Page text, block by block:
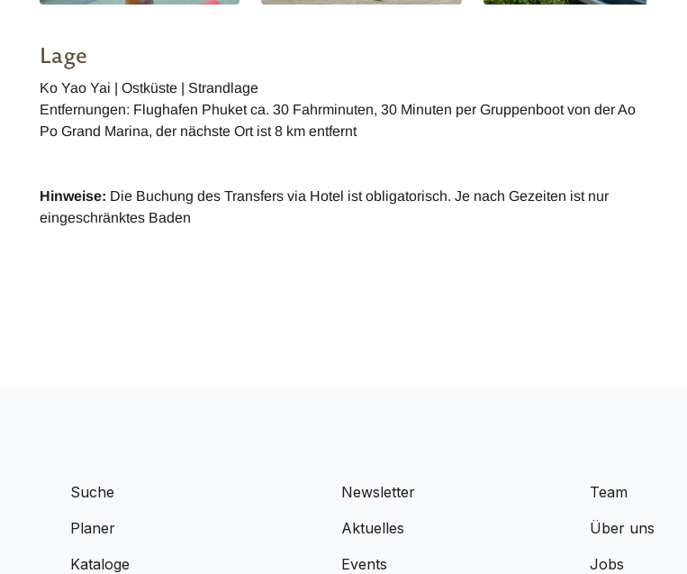
Lage
Ko Yao Yai | Ostküste | Strandlage
Entfernungen: Flughafen Phuket ca. 30 Fahrminuten, 30 Minuten per Gruppenboot von der Ao
Po Grand Marina, der nächste Ort ist 8 km entfernt
Hinweise: Die Buchung des Transfers via Hotel ist obligatorisch. Je nach Gezeiten ist nur
eingeschränktes Baden
Suche
Planer
Kataloge
Newsletter
Aktuelles
Events
Team
Über uns
Jobs